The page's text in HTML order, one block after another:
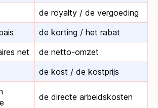
de royalty / de vergoeding
de korting / het rabat
net
de netto-omzet
de kost / de kostprijs
de directe arbeidskosten